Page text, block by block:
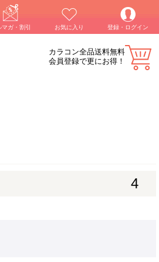
マガ・割引 お気に入り 登録・ログイン
カラコン全品送料無料
会員登録で更にお得！
4